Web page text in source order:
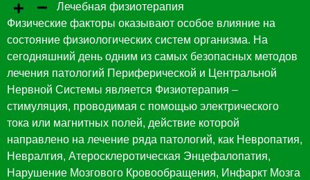
Лечебная физиотерапия
Физические факторы оказывают особое влияние на
состояние физиологических систем организма. На
сегодняшний день одним из самых безопасных методов
лечения патологий Периферической и Центральной
Нервной Системы является Физиотерапия –
стимуляция, проводимая с помощью электрического
тока или магнитных полей, действие которой
направлено на лечение ряда патологий, как Невропатия,
Невралгия, Атеросклеротическая Энцефалопатия,
Нарушение Мозгового Кровообращения, Инфаркт Мозга